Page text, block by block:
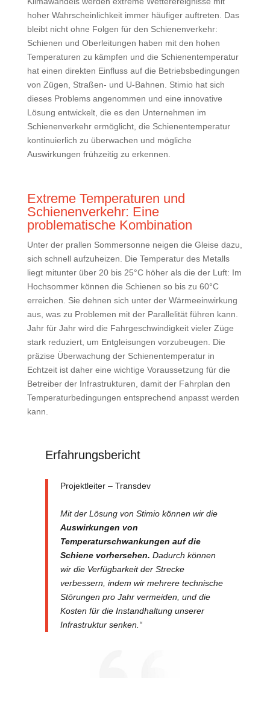
hoher Wahrscheinlichkeit immer häufiger auftreten. Das
bleibt nicht ohne Folgen für den Schienenverkehr:
Schienen und Oberleitungen haben mit den hohen
Temperaturen zu kämpfen und die Schienentemperatur
hat einen direkten Einfluss auf die Betriebsbedingungen
von Zügen, Straßen- und U-Bahnen. Stimio hat sich
dieses Problems angenommen und eine innovative
Lösung entwickelt, die es den Unternehmen im
Schienenverkehr ermöglicht, die Schienentemperatur
kontinuierlich zu überwachen und mögliche
Auswirkungen frühzeitig zu erkennen.
Extreme Temperaturen und
Schienenverkehr: Eine
problematische Kombination
Unter der prallen Sommersonne neigen die Gleise dazu,
sich schnell aufzuheizen. Die Temperatur des Metalls
liegt mitunter über 20 bis 25°C höher als die der Luft: Im
Hochsommer können die Schienen so bis zu 60°C
erreichen. Sie dehnen sich unter der Wärmeeinwirkung
aus, was zu Problemen mit der Parallelität führen kann.
Jahr für Jahr wird die Fahrgeschwindigkeit vieler Züge
stark reduziert, um Entgleisungen vorzubeugen. Die
präzise Überwachung der Schienentemperatur in
Echtzeit ist daher eine wichtige Voraussetzung für die
Betreiber der Infrastrukturen, damit der Fahrplan den
Temperaturbedingungen entsprechend anpasst werden
kann.
Erfahrungsbericht
Projektleiter – Transdev
Mit der Lösung von Stimio können wir die
Auswirkungen von
Temperaturschwankungen auf die
Schiene vorhersehen. Dadurch können
wir die Verfügbarkeit der Strecke
verbessern, indem wir mehrere technische
Störungen pro Jahr vermeiden, und die
Kosten für die Instandhaltung unserer
Infrastruktur senken.“